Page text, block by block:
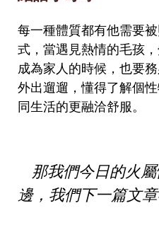
每一種體質都有他需要
式，當遇見熱情的毛孩
成為家人的時候，也要
外出遛遛，懂得了解個
同生活的更融洽舒服。
那我們今日的火
邊，我們下一篇文